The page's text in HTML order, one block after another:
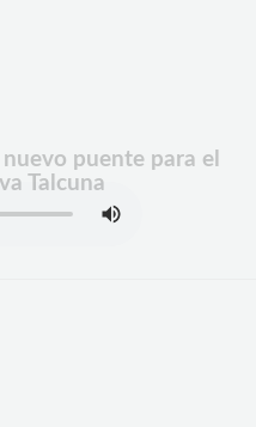
puente para el
Talcuna